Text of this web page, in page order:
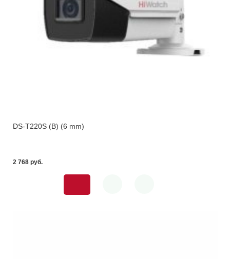
DS-T220S (B) (6 mm)
2 768 pуб.